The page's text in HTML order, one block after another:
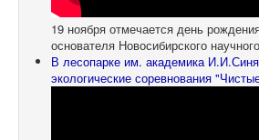
19 ноября отмечается день
основателя Новосибирского
В лесопарке им. академика
экологические соревнования